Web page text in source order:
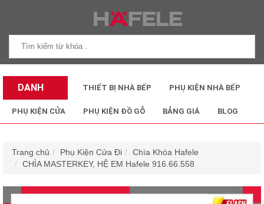
DANH
MỤC SẢN
THIẾT BỊ NHÀ BẾP PHỤ KIỆN NHÀ BẾP
PHỤ KIỆN CỬA PHỤ KIỆN ĐỒ GỖ BẢNG GIÁ BLOG
Trang chủ Phụ Kiện Cửa Đi
Chìa Khóa Hafele
CHÌA MASTERKEY, HỆ EM Hafele 916.66.558